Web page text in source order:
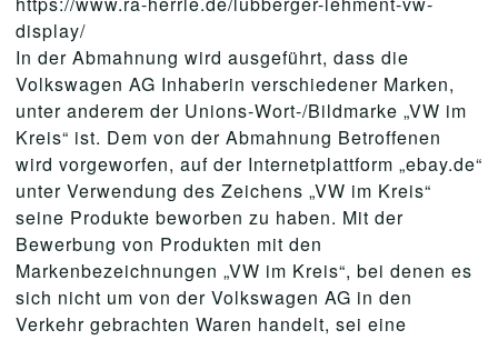
display/
In der Abmahnung wird ausgeführt, dass die
Volkswagen AG Inhaberin verschiedener Marken,
unter anderem der Unions-Wort-/Bildmarke „VW im
Kreis“ ist. Dem von der Abmahnung Betroffenen
wird vorgeworfen, auf der Internetplattform „ebay.de“
unter Verwendung des Zeichens „VW im Kreis“
seine Produkte beworben zu haben. Mit der
Bewerbung von Produkten mit den
Markenbezeichnungen „VW im Kreis“, bei denen es
sich nicht um von der Volkswagen AG in den
Verkehr gebrachten Waren handelt, sei eine